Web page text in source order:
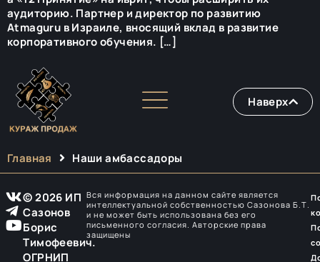
аудиторию. Партнер и директор по развитию
Atmaguru в Израиле, вносящий вклад в развитие
корпоративного обучения. […]
Наверх
Главная Наши амбассадоры
© 2026 ИП
Сазонов
Борис
Тимофеевич.
ОГРНИП
Вся информация на данном сайте является
интеллектуальной собственностью Сазонова Б.Т.
и не может быть использована без его
письменного согласия. Авторские права
защищены